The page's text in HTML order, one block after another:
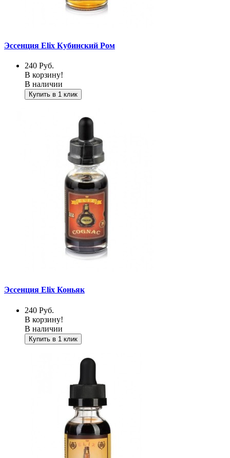
Эссенция Elix Кубинский Ром
240 Руб.
В корзину!
В наличии
Купить в 1 клик
Эссенция Elix Коньяк
240 Руб.
В корзину!
В наличии
Купить в 1 клик